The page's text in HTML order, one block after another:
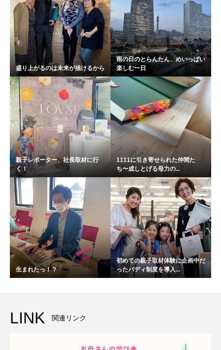
盛り上がるのは未来が描けるから
雨の日のとらんたん、めいっぱい
楽しむ一日
親子レポーター、社長取材に行
く！
1111に引き寄せられた仲間た
ち〜成しとげる母力の...
生まれたっ！？
初めての親子取材体験に企画中だ
ったバディ制度を導入...
LINK 関連リンク